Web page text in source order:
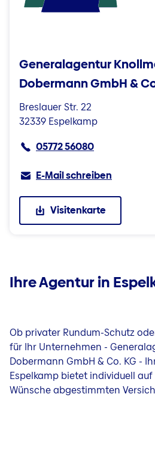
Generalagentur
Dobermann GmbH &
Breslauer Str. 22
32339 Espelkamp
05772 56080
E-Mail schreiben
Visitenkarte
Ihre Agentur in
Ob privater Rundum-Schutz
für Ihr Unternehmen -
Dobermann GmbH & Co. KG -
Espelkamp bietet individuell
Wünsche abgestimmten